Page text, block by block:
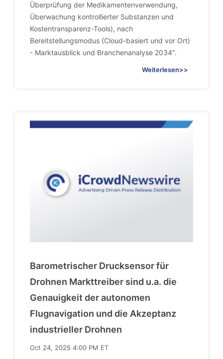
Überprüfung der Medikamentenverwendung,
Überwachung kontrollierter Substanzen und
Kostentransparenz-Tools), nach
Bereitstellungsmodus (Cloud-basiert und vor Ort)
- Marktausblick und Branchenanalyse 2034".
Weiterlesen>>
Barometrischer Drucksensor für
Drohnen Markttreiber sind u.a. die
Genauigkeit der autonomen
Flugnavigation und die Akzeptanz
industrieller Drohnen
Oct 24, 2025 4:00 PM ET